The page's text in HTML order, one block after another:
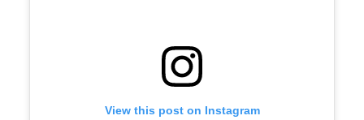
View this post on Instagram